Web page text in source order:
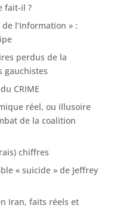
fait-il ?
de l’Information » :
perdus de la
gauchistes
CRIME
réel, ou illusoire
de la coalition
chiffres
« suicide » de Jeffrey
Iran, faits réels et